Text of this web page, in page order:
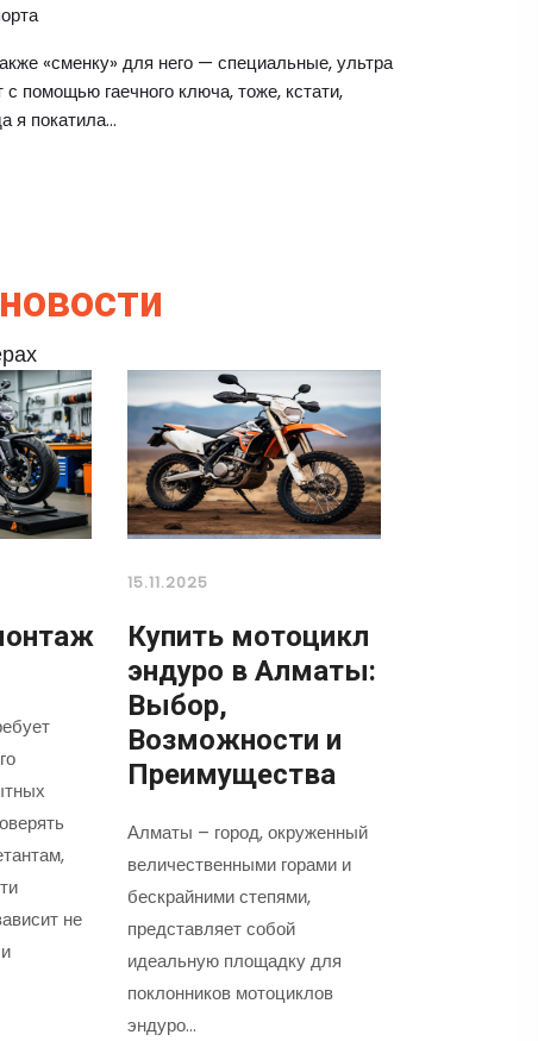
«сменку» для него — специальные, ультра
помощью гаечного ключа, тоже, кстати,
я покатила…
не
15.11.2025
Купить мотоцикл
эндуро в Алматы:
Выбор,
Возможности и
Преимущества
Алматы – город, окруженный
величественными горами и
бескрайними степями,
представляет собой
идеальную площадку для
поклонников мотоциклов
эндуро…